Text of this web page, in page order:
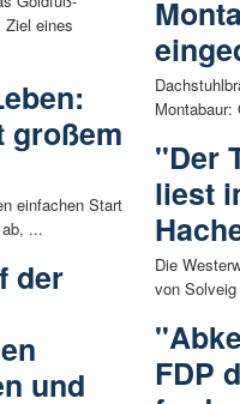
Ziel eines
großem
einfachen Start
...
der
und
"Der
liest
Die
von
FDP